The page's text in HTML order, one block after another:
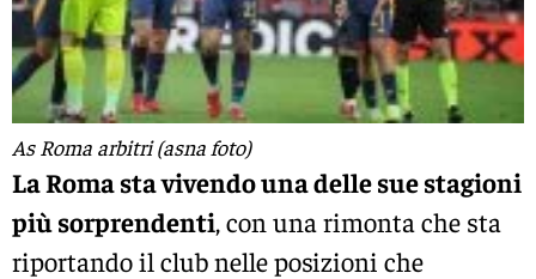
As Roma arbitri (asna foto)
La Roma sta vivendo una delle sue stagioni
più sorprendenti, con una rimonta che sta
riportando il club nelle posizioni che